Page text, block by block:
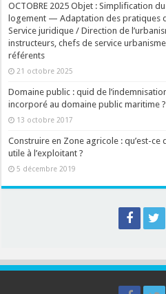
OCTOBRE 2025 Objet : Simplification
logement — Adaptation des pratiques
Service juridique / Direction de
instructeurs, chefs de service
référents
21 octobre 2025
Domaine public : quid de
incorporé au domaine public maritime ?
13 octobre 2017
Construire en Zone agricole : qu’est-ce
utile à l’exploitant ?
5 décembre 2019